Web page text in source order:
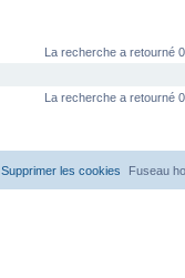
La recherche a retourné
La recherche a retourné
Fuseau
Supprimer les cookies